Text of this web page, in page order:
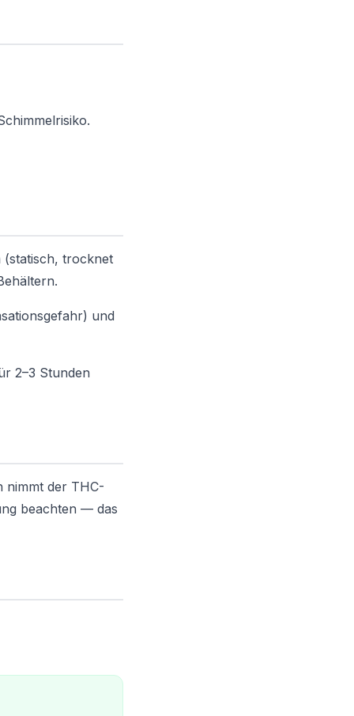
(statisch, trocknet
und
2–3 Stunden
nimmt der THC-
beachten — das